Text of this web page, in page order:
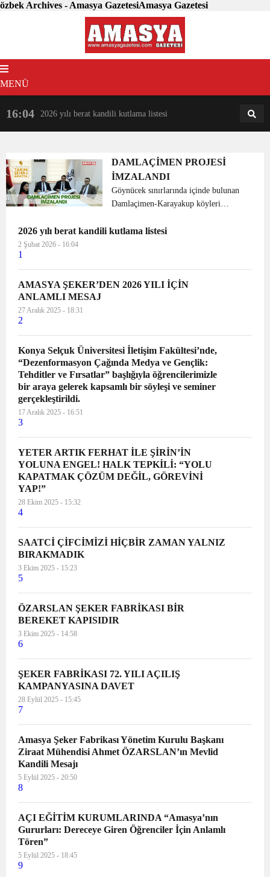
özbek Archives - Amasya GazetesiAmasya Gazetesi
MENÜ
16:04 2026 yılı berat kandili kutlama listesi 18:31
DAMLAÇİMEN PROJESİ
İMZALANDI
Göynücek sınırlarında içinde bulunan
Damlaçimen-Karayakup köyleri
Kalkınma Eylem Planı kapsamında
Üretim...
2026 yılı berat kandili kutlama listesi
2 Şubat 2026 - 16:04
1
AMASYA ŞEKER’DEN 2026 YILI İÇİN
ANLAMLI MESAJ
27 Aralık 2025 - 18:31
2
Konya Selçuk Üniversitesi İletişim Fakültesi’nde,
“Dezenformasyon Çağında Medya ve Gençlik:
Tehditler ve Fırsatlar” başlığıyla öğrencilerimizle
bir araya gelerek kapsamlı bir söyleşi ve seminer
gerçekleştirildi.
17 Aralık 2025 - 16:51
3
YETER ARTIK FERHAT İLE ŞİRİN’İN
YOLUNA ENGEL! HALK TEPKİLİ: “YOLU
KAPATMAK ÇÖZÜM DEĞİL, GÖREVİNİ
YAP!”
28 Ekim 2025 - 15:32
4
SAATCİ ÇİFCİMİZİ HİÇBİR ZAMAN YALNIZ
BIRAKMADIK
3 Ekim 2025 - 15:23
5
ÖZARSLAN ŞEKER FABRİKASI BİR
BEREKET KAPISIDIR
3 Ekim 2025 - 14:58
6
ŞEKER FABRİKASI 72. YILI AÇILIŞ
KAMPANYASINA DAVET
28 Eylül 2025 - 15:45
7
Amasya Şeker Fabrikası Yönetim Kurulu Başkanı
Ziraat Mühendisi Ahmet ÖZARSLAN’ın Mevlid
Kandili Mesajı
5 Eylül 2025 - 20:50
8
AÇI EĞİTİM KURUMLARINDA “Amasya’nın
Gururları: Dereceye Giren Öğrenciler İçin Anlamlı
Tören”
5 Eylül 2025 - 18:45
9